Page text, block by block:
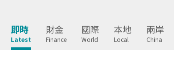
即時
Latest
財金
Finance
國際
World
本地
Local
兩岸
China